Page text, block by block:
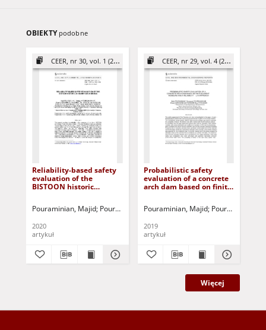
OBIEKTY podobne
CEER, nr 30, vol. 1 (2020)
Reliability-based safety
evaluation of the
BISTOON historic
Pouraminian, Majid Pourbakhshian, Somayyeh Noroozinejad
2020
artykuł
CEER, nr 29, vol. 4 (2019)
Probabilistic safety
evaluation of a concrete
arch dam based on finite
Pouraminian, Majid Pourbakhshian,
2019
artykuł
Więcej